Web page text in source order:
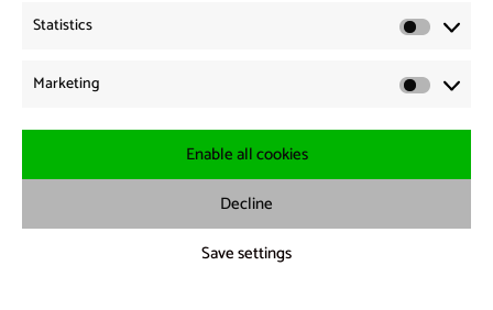
Statistics
Marketing
Enable all cookies
Decline
Save settings
Post
navigation
Previous
News from the Borders 09.06.2026
Next:
post:
News from the Borders 10.06.2026
-·Cookie Policy